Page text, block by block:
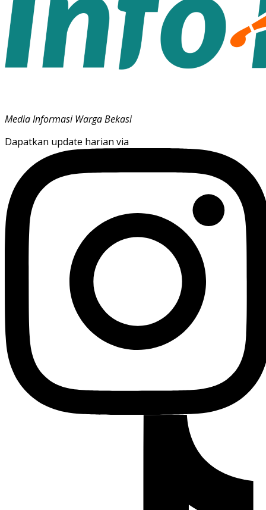
Media Informasi Warga Bekasi
Dapatkan update harian via